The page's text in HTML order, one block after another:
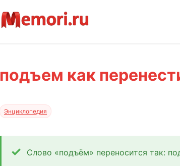
подъем как
Энциклопедия
Слово «подъём» переносится так: